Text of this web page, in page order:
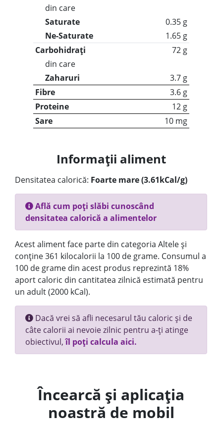
din care
Saturate
0.35 g
Ne-Saturate
1.65 g
Carbohidrați
72 g
din care
Zaharuri
3.7 g
Fibre
3.6 g
Proteine
12 g
Sare
10 mg
Informații aliment
Densitatea calorică: Foarte mare (3.61kCal/g)
Află cum poți slăbi cunoscând
densitatea calorică a alimentelor
Acest aliment face parte din categoria Altele și
conține 361 kilocalorii la 100 de grame. Consumul a
100 de grame din acest produs reprezintă 18%
aport caloric din cantitatea zilnică estimată pentru
un adult (2000 kCal).
Dacă vrei să afli necesarul tău caloric și de
câte calorii ai nevoie zilnic pentru a-ți atinge
obiectivul,îl poți calcula aici.
Încearcă și aplicația
noastră de mobil